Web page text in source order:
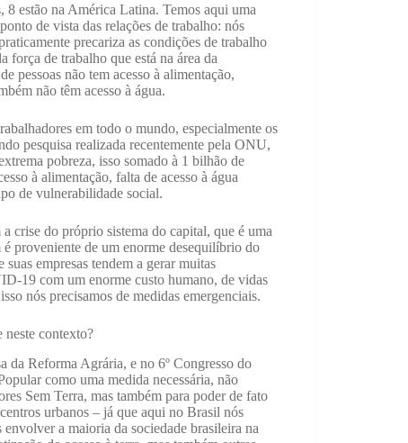
8 estão na América Latina. Temos aqui uma
de vista das relações de trabalho: nós
precariza as condições de trabalho
força de trabalho que está na área da
pessoas não tem acesso à alimentação,
não têm acesso à água.
em todo o mundo, especialmente os
pesquisa realizada recentemente pela ONU,
pobreza, isso somado à 1 bilhão de
à alimentação, falta de acesso à água
de vulnerabilidade social.
crise do próprio sistema do capital, que é uma
proveniente de um enorme desequilíbrio do
empresas tendem a gerar muitas
19 com um enorme custo humano, de vidas
nós precisamos de medidas emergenciais.
contexto?
da Reforma Agrária, e no 6º Congresso do
como uma medida necessária, não
Sem Terra, mas também para poder de fato
urbanos – já que aqui no Brasil nós
a maioria da sociedade brasileira na